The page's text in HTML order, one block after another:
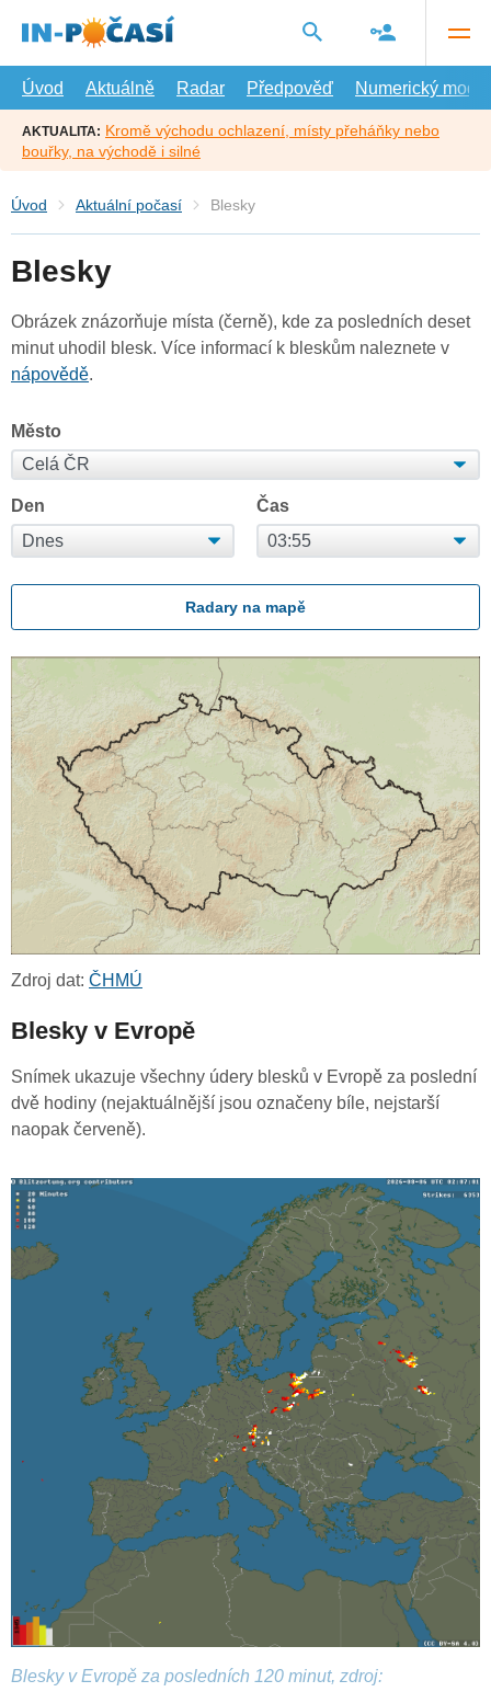
hlavní
Úvod
Aktuálně Radar Předpověď Numerický model
AKTUALITA: Kromě východu ochlazení, místy přeháňky nebo
bouřky, na východě i silné
Úvod Aktuální počasí Blesky
Blesky
Obrázek znázorňuje místa (černě), kde za posledních deset
minut uhodil blesk. Více informací k bleskům naleznete v
nápovědě.
Město
Den Čas
Radary na mapě
Zdroj dat: ČHMÚ
Blesky v Evropě
Snímek ukazuje všechny údery blesků v Evropě za poslední
dvě hodiny (nejaktuálnější jsou označeny bíle, nejstarší
naopak červeně).
Blesky v Evropě za posledních 120 minut, zdroj: